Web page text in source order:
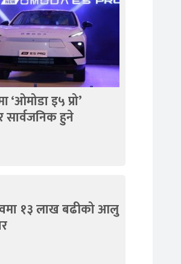
‘ओमोडा इ५ प्रो’
सार्वजनिक हुने
१३ लाख बढीको आलु